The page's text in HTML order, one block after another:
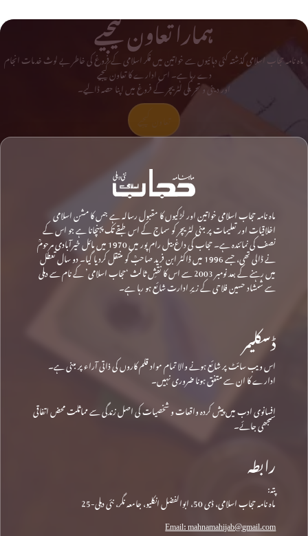
ہمارا تعاون کیجیے
ماہ نامہ حجاب اسلامی گذشتہ کئی دہائیوں سے خواتین میں فکر اسلامی کے فروغ کی خاطر بے لوث خدمات انجام
دے رہا ہے۔ اس ادارے کا تعاون کیجیے
اور دینی و تحریکی لٹریچر کے فروغ میں اپنا حصہ ڈالیے۔
ماہ نامہ حجاب اسلامی خواتین اور لڑکیوں کا مقبول رسالہ ہے جس کا مشن اسلامی
اخلاقیات اور تعلیمات پر مبنی لٹریچر کو سماج کے اس طبقے تک پہنچانا ہے جو اس کے
نصف کی نمائندہ ہے۔ حجاب کی داغ بیل رام پور میں 1970 میں مائل خیرآبادی مرحومؒ
نے ڈالی تھی، جسے 1996 میں ڈاکٹر ابن فرید صاحبؒ کو منتقل کردیا گیا۔ دو سال تعطل
میں رہنے کے بعد نومبر 2003 سے اس کا نقشِ ثالث ‘حجاب اسلامی’ کے نام سے دہلی
سے شمشاد حسین فلاحی کے زیرِ ادارت شائع ہو رہا ہے۔
ڈسکلیمر
اس ویب سائٹ پر شائع ہونے والا تمام مواد قلم کاروں کی ذاتی آراء پر مبنی ہے۔
ادارے کا ان سے متفق ہونا ضروری نہیں۔
افسانوی ادب میں پیش کردہ واقعات و شخصیات کی اصل زندگی سے مماثلت محض اتفاقی
سمجھی جائے۔
رابطہ
پتہ:
ماہ نامہ حجاب اسلامی، ڈی 50، ابوالفضل انکلیو، جامعہ نگر، نئی دہلی-25
Email: mahnamahijab@gmail.com